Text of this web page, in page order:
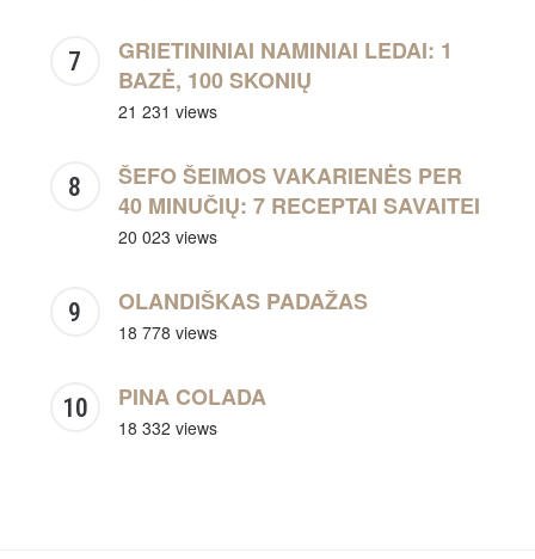
GRIETININIAI NAMINIAI LEDAI: 1
BAZĖ, 100 SKONIŲ
21 231 views
ŠEFO ŠEIMOS VAKARIENĖS PER
40 MINUČIŲ: 7 RECEPTAI SAVAITEI
20 023 views
OLANDIŠKAS PADAŽAS
18 778 views
PINA COLADA
18 332 views